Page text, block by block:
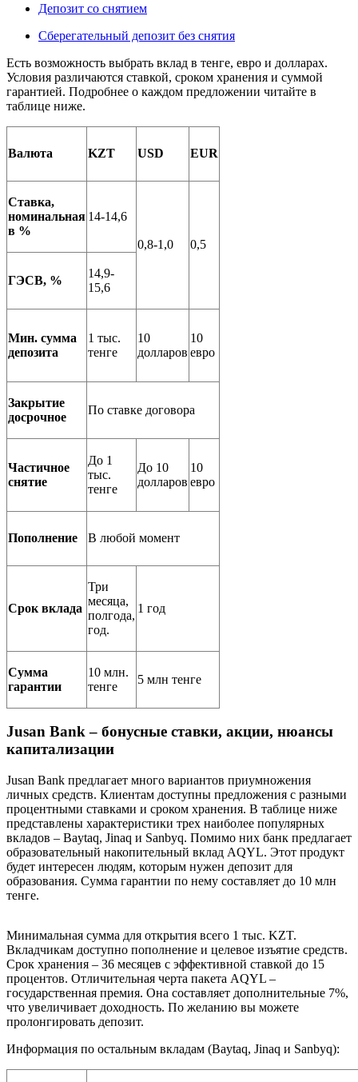
Депозит со снятием
Сберегательный депозит без снятия
Есть возможность выбрать вклад в тенге, евро и долларах.
Условия различаются ставкой, сроком хранения и суммой
гарантией. Подробнее о каждом предложении читайте в
таблице ниже.
Валюта KZT USD EUR
Ставка,
номинальная
в %
14-14,6
0,8-1,0 0,5
ГЭСВ, %
14,9-
15,6
Мин. сумма
депозита
1 тыс.
тенге
10
долларов
10
евро
Закрытие
досрочное
По ставке договора
Частичное
снятие
До 1
тыс.
тенге
До 10
долларов
10
евро
Пополнение В любой момент
Срок вклада
Три
месяца,
полгода,
год.
1 год
Сумма
гарантии
10 млн.
тенге
5 млн тенге
Jusan Bank – бонусные ставки, акции, нюансы
капитализации
Jusan Bank предлагает много вариантов приумножения
личных средств. Клиентам доступны предложения с разными
процентными ставками и сроком хранения. В таблице ниже
представлены характеристики трех наиболее популярных
вкладов – Baytaq, Jinaq и Sanbyq. Помимо них банк предлагает
образовательный накопительный вклад AQYL. Этот продукт
будет интересен людям, которым нужен депозит для
образования. Сумма гарантии по нему составляет до 10 млн
тенге.
Минимальная сумма для открытия всего 1 тыс. KZT.
Вкладчикам доступно пополнение и целевое изъятие средств.
Срок хранения – 36 месяцев с эффективной ставкой до 15
процентов. Отличительная черта пакета AQYL –
государственная премия. Она составляет дополнительные 7%,
что увеличивает доходность. По желанию вы можете
пролонгировать депозит.
Информация по остальным вкладам (Baytaq, Jinaq и Sanbyq):